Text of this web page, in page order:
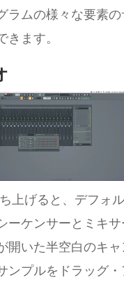
ラムの様々な要素
ます。
上げると、デフォ
ーケンサーとミキ
開いた半空白のキ
ンプルをドラッグ